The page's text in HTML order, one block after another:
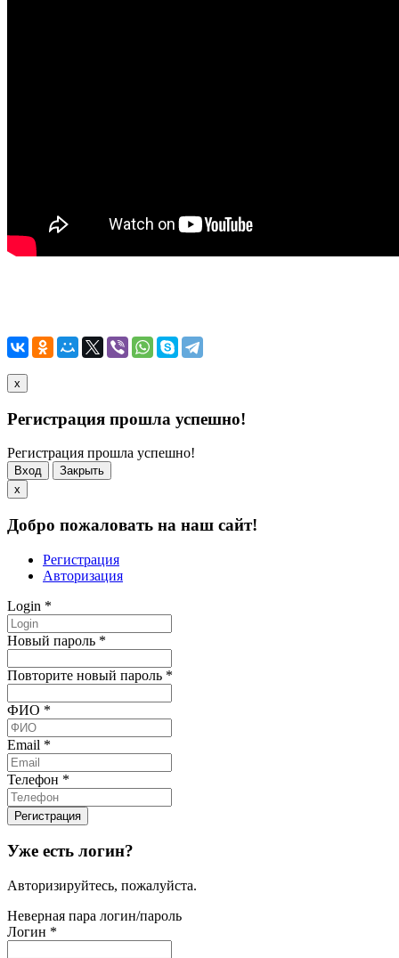
x
Регистрация прошла успешно!
Регистрация прошла успешно!
Вход
Закрыть
x
Добро пожаловать на наш сайт!
Регистрация
Авторизация
Login *
Новый пароль *
Повторите новый пароль *
ФИО *
Email *
Телефон *
Уже есть логин?
Авторизируйтесь, пожалуйста.
Неверная пара логин/пароль
Логин *